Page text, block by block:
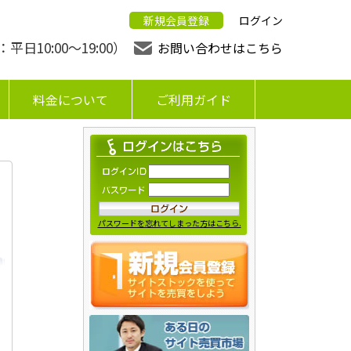
新規会員登録 ログイン
平日10:00〜19:00） お問い合わせはこちら
料金について ご利用ガイド
パスワードを忘れてしまった方はこちら.